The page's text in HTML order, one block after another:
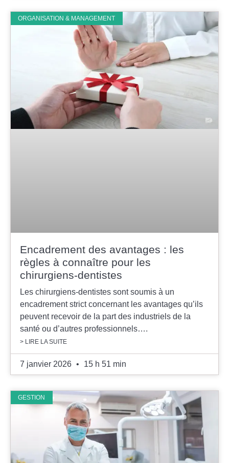
ORGANISATION & MANAGEMENT
Encadrement des avantages : les
règles à connaître pour les
chirurgiens-dentistes
Les chirurgiens-dentistes sont soumis à un
encadrement strict concernant les avantages qu’ils
peuvent recevoir de la part des industriels de la
santé ou d’autres professionnels….
> LIRE LA SUITE
7 janvier 2026 15 h 51 min
GESTION